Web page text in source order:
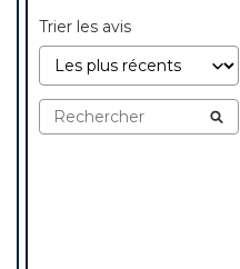
Trier les avis